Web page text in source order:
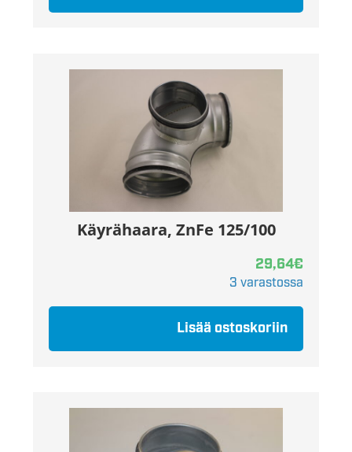
Käyrähaara, ZnFe 125/100
29,64€
3 varastossa
Lisää ostoskoriin